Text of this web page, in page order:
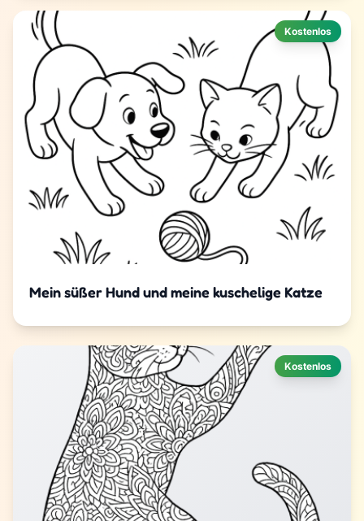
Kostenlos
Mein süßer Hund und meine kuschelige Katze
Kostenlos